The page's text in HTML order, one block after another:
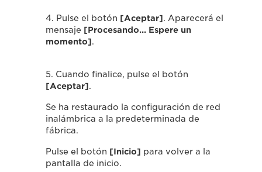
4. Pulse el botón [Aceptar]. Aparecerá el
mensaje [Procesando... Espere un
momento].
5. Cuando finalice, pulse el botón
[Aceptar].
Se ha restaurado la configuración de red
inalámbrica a la predeterminada de
fábrica.
Pulse el botón [Inicio] para volver a la
pantalla de inicio.